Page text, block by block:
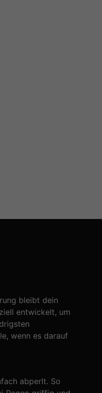
bleibt dein
entwickelt, um
wenn es darauf
abperlt. So